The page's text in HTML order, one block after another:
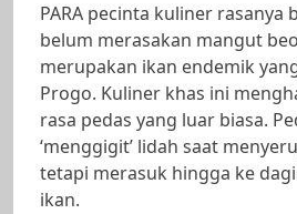
PARA pecinta kuliner rasanya
belum merasakan mangut
merupakan ikan endemik
Progo. Kuliner khas ini
rasa pedas yang luar biasa.
‘menggigit’ lidah saat
tetapi merasuk hingga ke
ikan.